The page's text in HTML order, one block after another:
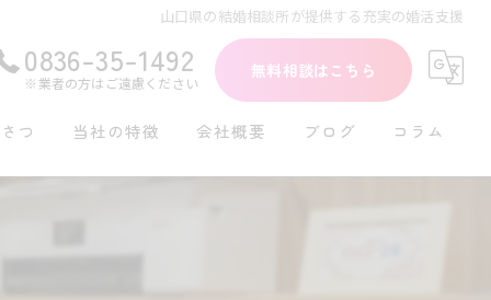
山口県の結婚相談所が提供する充実の婚活支援
0836-35-1492
※業者の方はご遠慮ください
無料相談はこちら
つ 当社の特徴
30代
会社概要 ブログ コラム